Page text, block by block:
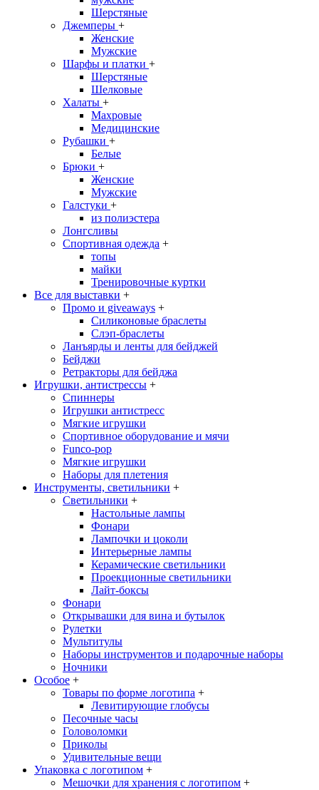
Шерстяные
Джемперы +
Женские
Мужские
Шарфы и платки +
Шерстяные
Шелковые
Халаты +
Махровые
Медицинские
Рубашки +
Белые
Брюки +
Женские
Мужские
Галстуки +
из полиэстера
Лонгсливы
Спортивная одежда +
топы
майки
Тренировочные куртки
Все для выставки +
Промо и giveaways +
Силиконовые браслеты
Cлэп-браслеты
Ланъярды и ленты для бейджей
Бейджи
Ретракторы для бейджа
Игрушки, антистрессы +
Спиннеры
Игрушки антистресс
Мягкие игрушки
Спортивное оборудование и мячи
Funco-pop
Мягкие игрушки
Наборы для плетения
Инструменты, светильники +
Светильники +
Настольные лампы
Фонари
Лампочки и цоколи
Интерьерные лампы
Керамические светильники
Проекционные светильники
Лайт-боксы
Фонари
Открывашки для вина и бутылок
Рулетки
Мультитулы
Наборы инструментов и подарочные наборы
Ночники
Особое +
Товары по форме логотипа +
Левитирующие глобусы
Песочные часы
Головоломки
Приколы
Удивительные вещи
Упаковка с логотипом +
Мешочки для хранения с логотипом +